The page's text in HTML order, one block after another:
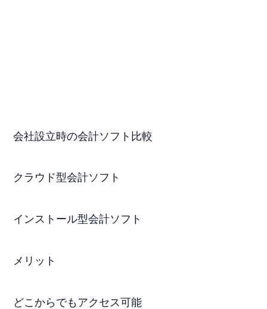
会社設立時の会計ソフト比較
クラウド型会計ソフト
インストール型会計ソフト
メリット
どこからでもアクセス可能